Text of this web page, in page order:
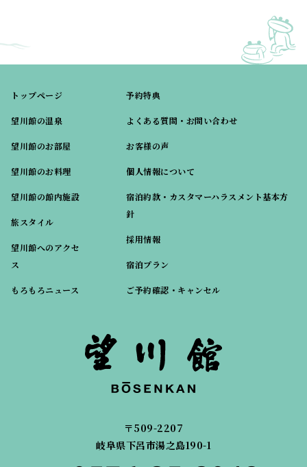
トップページ
望川館の温泉
望川館のお部屋
望川館のお料理
望川館の館内施設
旅スタイル
望川館へのアクセ
ス
もろもろニュース
予約特典
よくある質問・お問い合わせ
お客様の声
個人情報について
宿泊約款・カスタマーハラスメント基本方
針
採用情報
宿泊プラン
ご予約確認・キャンセル
〒509-2207
岐阜県下呂市湯之島190-1